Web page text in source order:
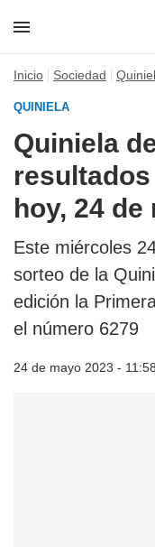
Inicio Sociedad
QUINIELA
Quiniela
hoy, 24 de
Este miércoles
sorteo de la
edición la
el número 6279
24 de mayo 2023 -